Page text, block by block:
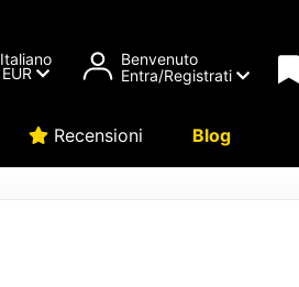
Italiano
EUR
Benvenuto
Entra/Registrati
Recensioni Blog